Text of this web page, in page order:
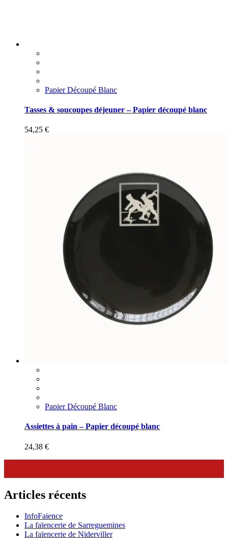
Papier Découpé Blanc
Tasses & soucoupes déjeuner – Papier découpé blanc
54,25 €
Papier Découpé Blanc
Assiettes à pain – Papier découpé blanc
24,38 €
Articles récents
InfoFaience
La faïencerie de Sarreguemines
La faïencerie de Niderviller